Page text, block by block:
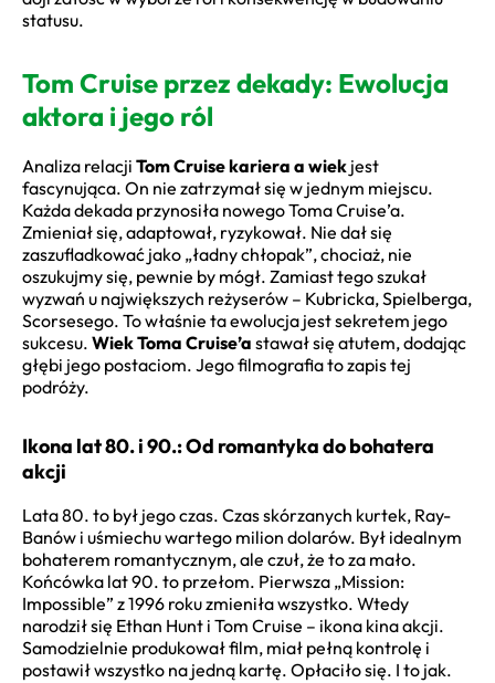
statusu.
Tom Cruise przez dekady: Ewolucja
aktora i jego ról
Analiza relacji Tom Cruise kariera a wiek jest
fascynująca. On nie zatrzymał się w jednym miejscu.
Każda dekada przynosiła nowego Toma Cruise’a.
Zmieniał się, adaptował, ryzykował. Nie dał się
zaszufladkować jako „ładny chłopak”, chociaż, nie
oszukujmy się, pewnie by mógł. Zamiast tego szukał
wyzwań u największych reżyserów – Kubricka, Spielberga,
Scorsesego. To właśnie ta ewolucja jest sekretem jego
sukcesu. Wiek Toma Cruise’a stawał się atutem, dodając
głębi jego postaciom. Jego filmografia to zapis tej
podróży.
Ikona lat 80. i 90.: Od romantyka do bohatera
akcji
Lata 80. to był jego czas. Czas skórzanych kurtek, Ray-
Banów i uśmiechu wartego milion dolarów. Był idealnym
bohaterem romantycznym, ale czuł, że to za mało.
Końcówka lat 90. to przełom. Pierwsza „Mission:
Impossible” z 1996 roku zmieniła wszystko. Wtedy
narodził się Ethan Hunt i Tom Cruise – ikona kina akcji.
Samodzielnie produkował film, miał pełną kontrolę i
postawił wszystko na jedną kartę. Opłaciło się. I to jak.